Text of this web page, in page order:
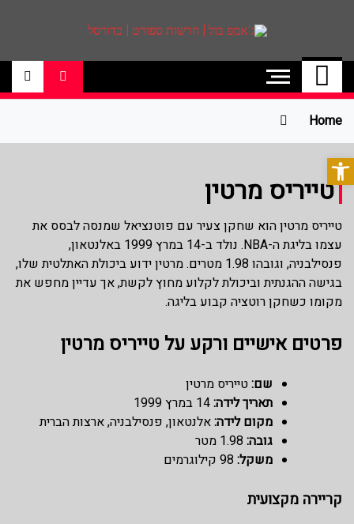
פתח סרגל נגישות
ג'אמפ בול | חדשות
ספורט | כדורסל
אתר גאמפ בול ישראל אתר חדשות ספורט
כדורסל האתר מסקר את ליגות הכדורסל
הטובות בעולם ליגת הנבא, ליגת העל
בכדורסל , יורוליג, ועוד. לפרטים היכנסו לאתר
Home
טייריס מרטין
טייריס מרטין הוא שחקן צעיר עם פוטנציאל שמנסה לבסס את
עצמו בליגת ה-NBA. נולד ב-14 במרץ 1999 באלנטאון,
פנסילבניה, וגובהו 1.98 מטרים. מרטין ידוע ביכולת האתלטית שלו,
בגישה ההגנתית וביכולת לקלוע מחוץ לקשת, אך עדיין מחפש את
מקומו כשחקן רוטציה קבוע בליגה.
פרטים אישיים ורקע על טייריס מרטין
שם:טייריס מרטין
תאריך לידה:
מקום לידה:אלנטאון, פנסילבניה, ארצות הברית
גובה:
משקל:
קריירה מקצועית